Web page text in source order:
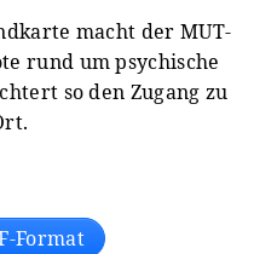
macht der MUT-
rund um psychische
so den Zugang zu
Format